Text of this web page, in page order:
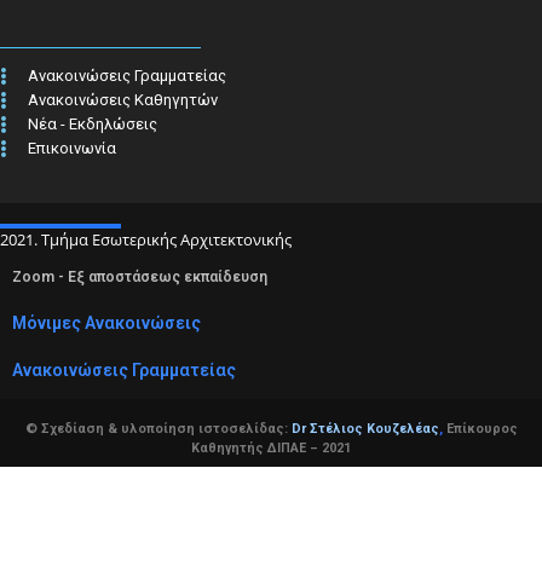
Ανακοινώσεις Γραμματείας
Ανακοινώσεις Καθηγητών
Νέα - Εκδηλώσεις
Επικοινωνία
2021. Τμήμα Εσωτερικής Αρχιτεκτονικής
Zoom - Εξ αποστάσεως εκπαίδευση
Μόνιμες Ανακοινώσεις
Ανακοινώσεις Γραμματείας
© Σχεδίαση & υλοποίηση ιστοσελίδας: Dr Στέλιος Κουζελέας,Επίκουρος
Καθηγητής ΔΙΠΑΕ – 2021